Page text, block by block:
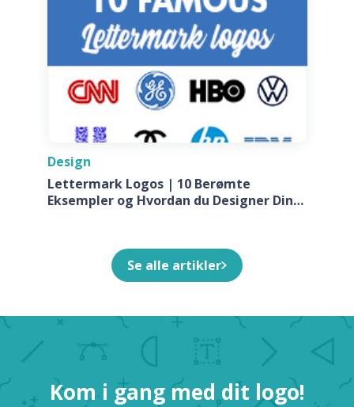
Design
Lettermark Logos | 10 Berømte
Eksempler og Hvordan du Designer Din
Se alle artikler
Kom i gang med dit logo!